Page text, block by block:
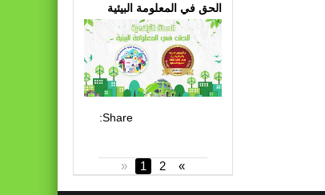
الحق في المعلومة البيئية
Share:
« 1 2 »